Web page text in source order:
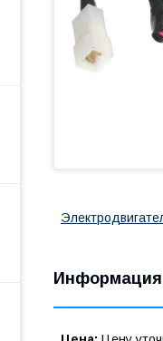
Информация